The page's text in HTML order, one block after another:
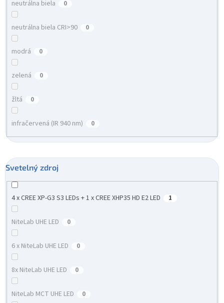
neutrálna biela 0
neutrálna biela CRI>90 0
modrá 0
zelená 0
žltá 0
infračervená (IR 940 nm) 0
Svetelný zdroj
4 x CREE XP-G3 S3 LEDs + 1 x CREE XHP35 HD E2 LED 1
NiteLab UHE LED 0
6 x NiteLab UHE LED 0
8x NiteLab UHE LED 0
NiteLab MCT UHE LED 0